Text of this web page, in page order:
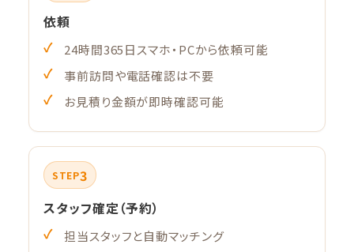
依頼
24時間365日スマホ・PCから依頼可能
事前訪問や電話確認は不要
お見積り金額が即時確認可能
STEP3
スタッフ確定（予約）
担当スタッフと自動マッチング